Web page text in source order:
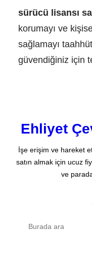
sürücü lisansı
korumayı ve
sağlamayı
güvendiğiniz için
Ehliyet
İşe erişim ve hareket
satın almak için ucuz
ve